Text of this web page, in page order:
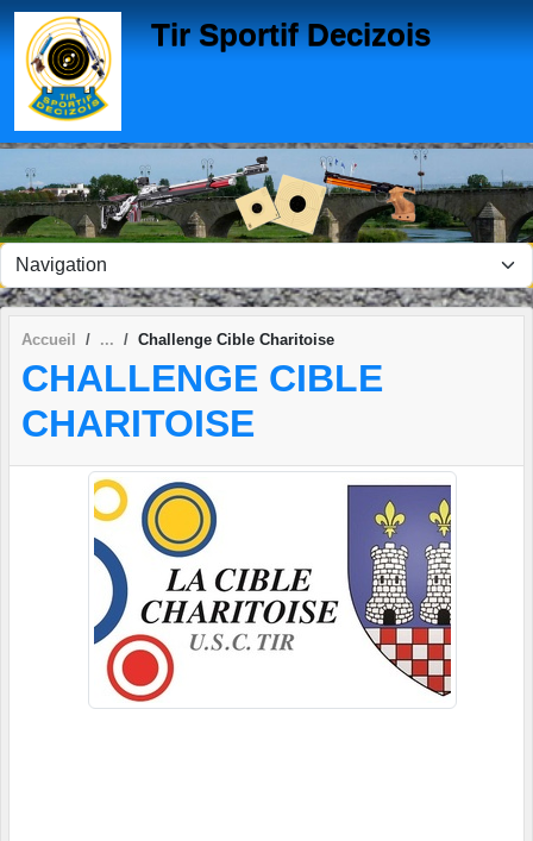
Tir Sportif Decizois
Accueil Challenge Cible Charitoise
CHALLENGE CIBLE
CHARITOISE
Panneau de gestion des cookies